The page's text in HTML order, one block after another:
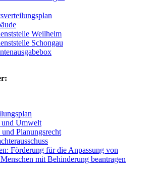
Weilheim
Schongau
Umwelt
Planungsrecht
Förderung für die Anpassung von
mit Behinderung beantragen